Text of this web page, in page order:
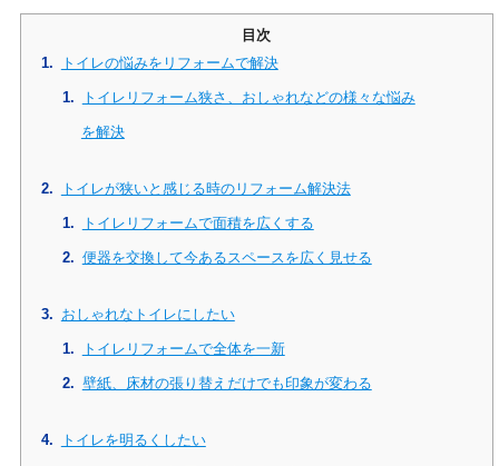
トイレの悩みをリフォームで解決
トイレリフォーム狭さ、おしゃれなどの様々な悩み
を解決
トイレが狭いと感じる時のリフォーム解決法
トイレリフォームで面積を広くする
便器を交換して今あるスペースを広く見せる
おしゃれなトイレにしたい
トイレリフォームで全体を一新
壁紙、床材の張り替えだけでも印象が変わる
トイレを明るくしたい